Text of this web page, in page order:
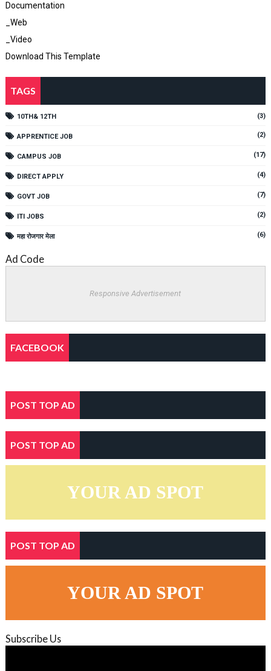
Documentation
_Web
_Video
Download This Template
TAGS
10TH& 12TH (3)
APPRENTICE JOB (2)
CAMPUS JOB (17)
DIRECT APPLY (4)
GOVT JOB (7)
ITI JOBS (2)
महा रोजगार मेला (6)
Ad Code
Responsive Advertisement
FACEBOOK
POST TOP AD
POST TOP AD
YOUR AD SPOT
POST TOP AD
YOUR AD SPOT
Subscribe Us